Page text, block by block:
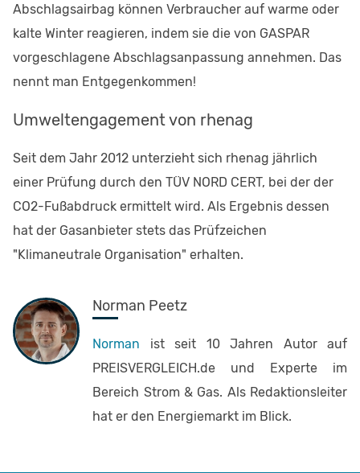
Abschlagsairbag können Verbraucher auf warme oder
kalte Winter reagieren, indem sie die von GASPAR
vorgeschlagene Abschlagsanpassung annehmen. Das
nennt man Entgegenkommen!
Umweltengagement von rhenag
Seit dem Jahr 2012 unterzieht sich rhenag jährlich
einer Prüfung durch den TÜV NORD CERT, bei der der
CO2-Fußabdruck ermittelt wird. Als Ergebnis dessen
hat der Gasanbieter stets das Prüfzeichen
"Klimaneutrale Organisation" erhalten.
Norman Peetz
Norman ist seit 10 Jahren Autor auf
PREISVERGLEICH.de und Experte im
Bereich Strom & Gas. Als Redaktionsleiter
hat er den Energiemarkt im Blick.